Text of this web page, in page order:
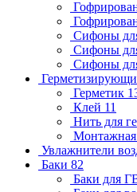
Сифоны
Сифоны
Сифоны
Герметик
Клей 11
Нить для
Монтажная
Увлажнители
Баки 82
Баки для